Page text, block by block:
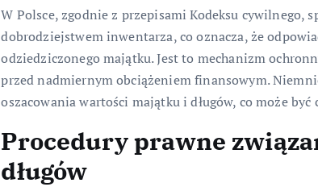
W Polsce, zgodnie z przepisami Kodeksu cywilnego,
dobrodziejstwem inwentarza, co oznacza, że
odziedziczonego majątku. Jest to mechanizm
przed nadmiernym obciążeniem finansowym.
oszacowania wartości majątku i długów, co może być
Procedury prawne
długów